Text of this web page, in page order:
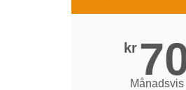
kr
Månadsvis